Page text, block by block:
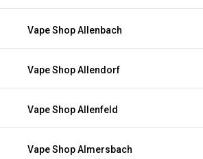
Vape Shop Allenbach
Vape Shop Allendorf
Vape Shop Allenfeld
Vape Shop Almersbach